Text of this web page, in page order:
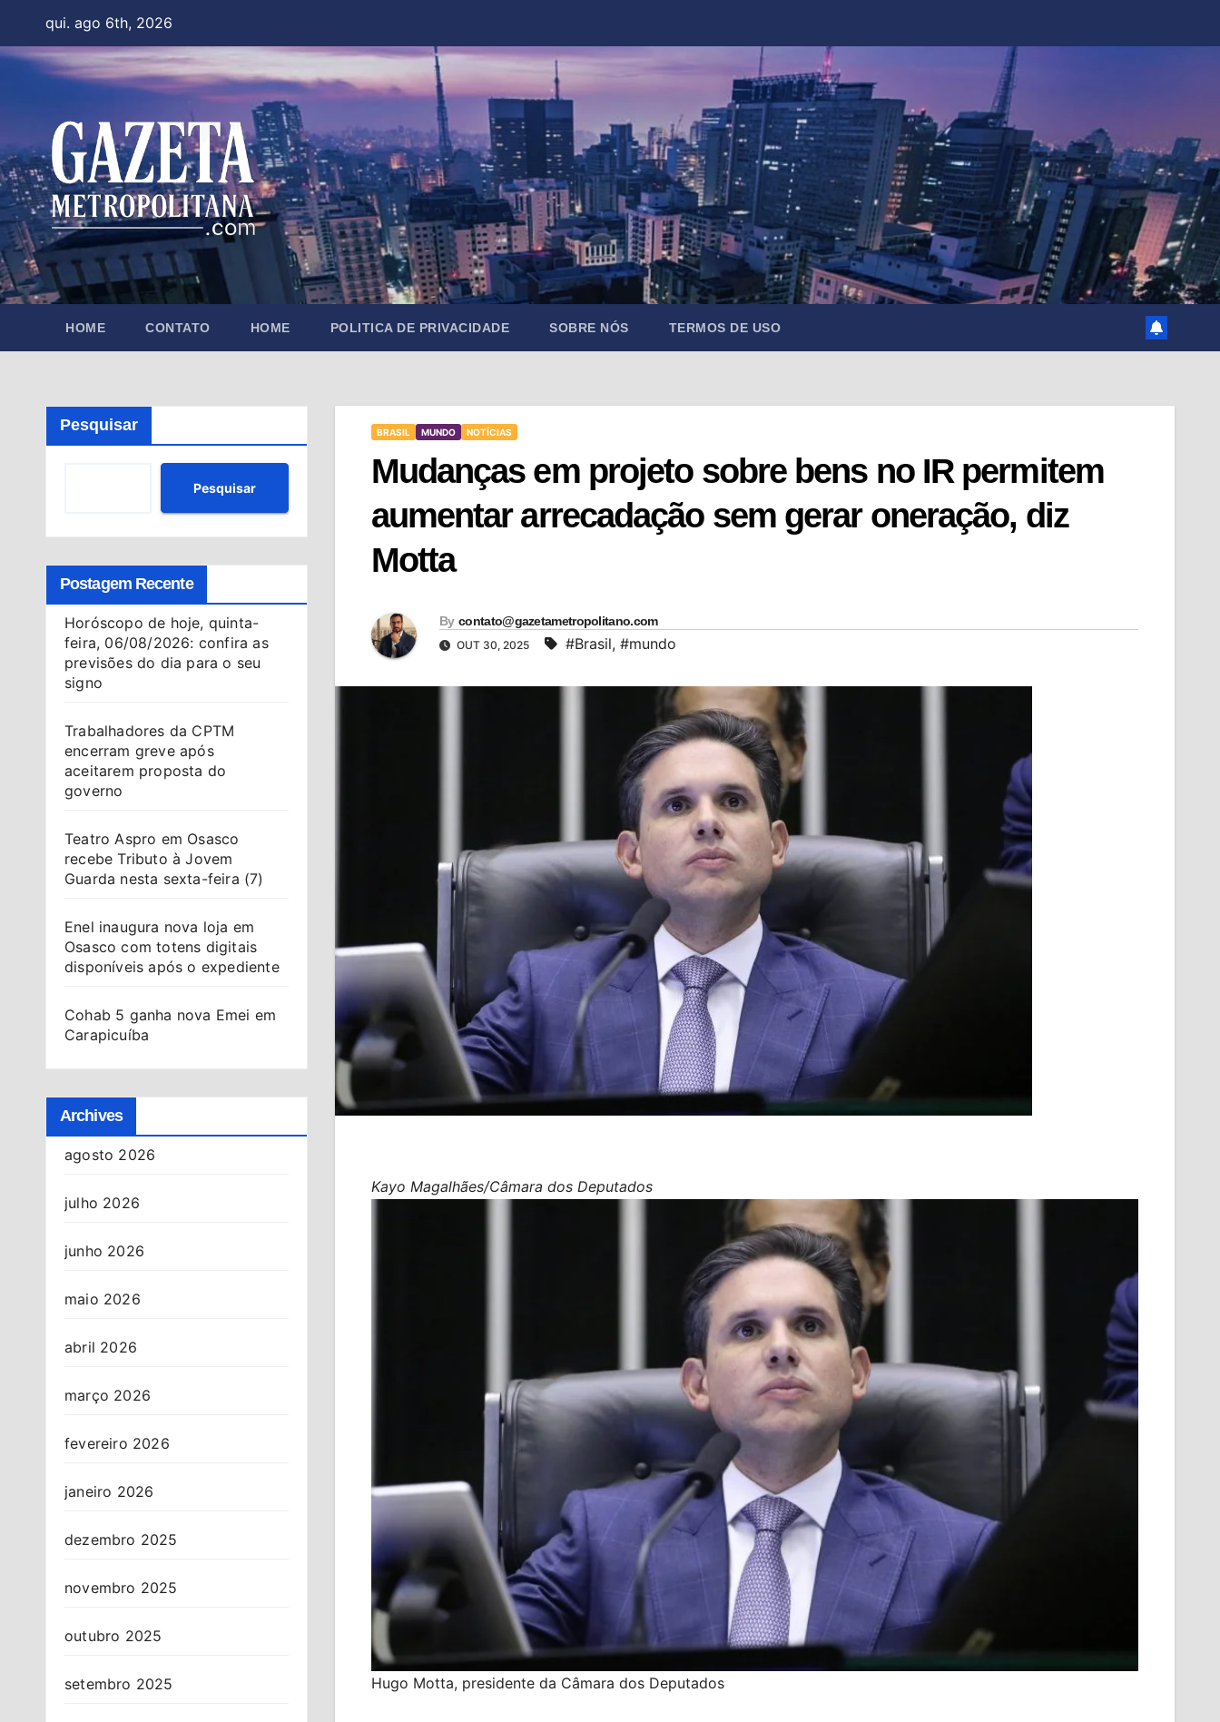
content
qui. ago 6th, 2026
HOME CONTATO HOME POLITICA DE PRIVACIDADE SOBRE NÓS TERMOS DE USO
Pesquisar
Pesquisar
Postagem Recente
Horóscopo de hoje, quinta-
feira, 06/08/2026: confira as
previsões do dia para o seu
signo
Trabalhadores da CPTM
encerram greve após
aceitarem proposta do
governo
Teatro Aspro em Osasco
recebe Tributo à Jovem
Guarda nesta sexta-feira (7)
Enel inaugura nova loja em
Osasco com totens digitais
disponíveis após o expediente
Cohab 5 ganha nova Emei em
Carapicuíba
Archives
agosto 2026
julho 2026
junho 2026
maio 2026
abril 2026
março 2026
fevereiro 2026
janeiro 2026
dezembro 2025
novembro 2025
outubro 2025
setembro 2025
BRASIL MUNDO NOTÍCIAS
Mudanças em projeto sobre bens no IR permitem
aumentar arrecadação sem gerar oneração, diz
Motta
By contato@gazetametropolitano.com
OUT 30, 2025 #Brasil, #mundo
Kayo Magalhães/Câmara dos Deputados
Hugo Motta, presidente da Câmara dos Deputados